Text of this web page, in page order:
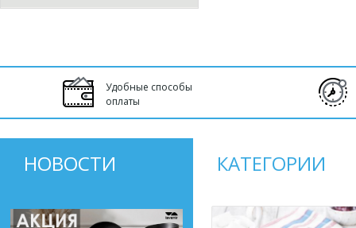
Удобные способы
оплаты
НОВОСТИ КАТЕГОРИИ